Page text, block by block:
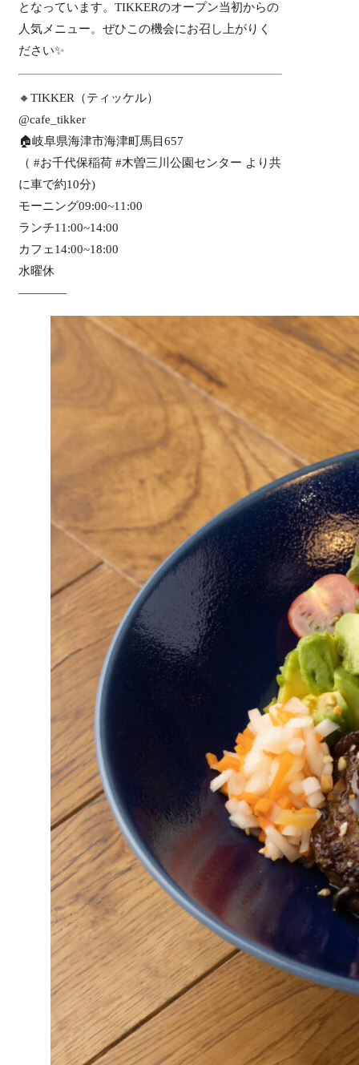
となっています。TIKKERのオープン当初からの
人気メニュー。ぜひこの機会にお召し上がりく
ださい✨
🔸TIKKER（ティッケル）
@cafe_tikker
🏠岐阜県海津市海津町馬目657
（ #お千代保稲荷 #木曽三川公園センター より共
に車で約10分)
モーニング09:00~11:00
ランチ11:00~14:00
カフェ14:00~18:00
水曜休
————